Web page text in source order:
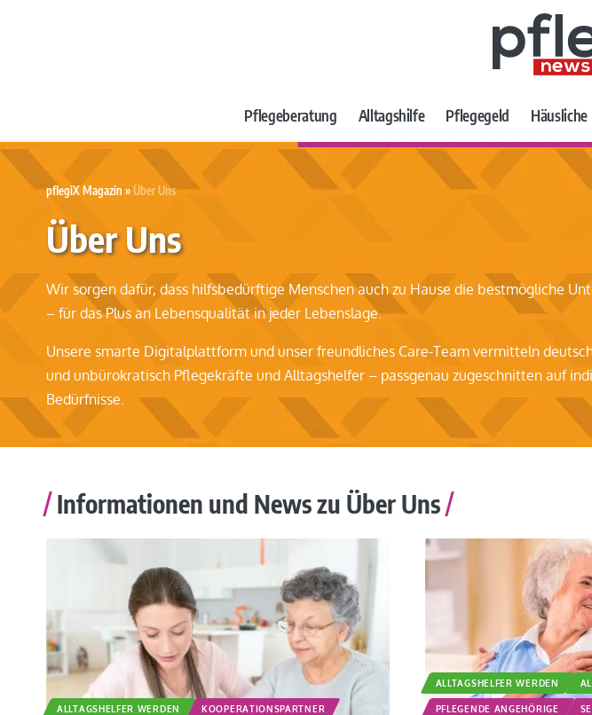
Pflegeberatung Alltagshilfe Pflegegeld
pflegiX Magazin »Über Uns
Über Uns
Wir sorgen dafür, dass hilfsbedürftige Menschen auch zu Hause die bestmögliche
– für das Plus an Lebensqualität in jeder Lebenslage.
Unsere smarte Digitalplattform und unser freundliches Care-Team vermitteln
und unbürokratisch Pflegekräfte und Alltagshelfer – passgenau zugeschnitten auf
Bedürfnisse.
Informationen und News zu Über Uns
ALLTAGSHELFER WERDEN KOOPERATIONSPARTNER
ALLTAGSHELFER WERDEN
PFLEGENDE ANGEHÖRIGE